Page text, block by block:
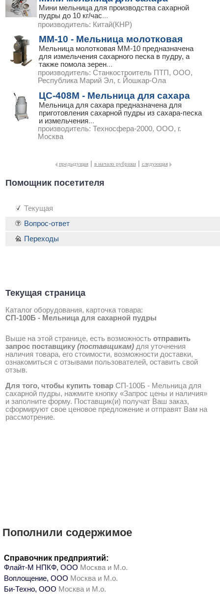
Мини мельница для производства сахарной
пудры до 10 кг/час...
производитель: Китай(КНР)
ММ-10 - Мельница молотковая
Мельница молотковая ММ-10 предназначена
для измельчения сахарного песка в пудру, а
также помола зерен...
производитель: Станкостроитель ПТП, ООО,
Республика Марий Эл, г. Йошкар-Ола
ЦС-408М - Мельница для сахара
Мельница для сахара предназначена для
приготовления сахарной пудры из сахара-песка
и измельчения...
производитель: Техносфера-2000, ООО, г.
Москва
предыдущая | в начало рубрики | следующая
Помощник посетителя
Текущая
Текущая страница
Каталог оборудования, карточка товара:
СП-100Б - Мельница для сахарной пудры
Выше на этой странице, есть возможность отправить
запрос поставщику (поставщикам) для уточнения
наличия товара, его стоимости, возможности доставки,
ознакомиться с отзывами пользователей, оставить свой
отзыв.
Для того, чтобы купить товар СП-100Б - Мельница для
сахарной пудры, нажмите кнопку «Запрос цены и наличия»
и заполните форму. Поставщик(и) получат Ваш заказ,
сформируют свое ценовое предложение и отправят Вам на
рассмотрение.
Вопрос-ответ
Переходы
Пополнили содержимое
Справочник предприятий:
Флайт-М НПКФ, ООО Москва и М.о.
Воплощение, ООО Москва и М.о.
Би-Техно, ООО Москва и М.о.